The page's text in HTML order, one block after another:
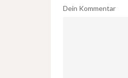
Dein Kommentar